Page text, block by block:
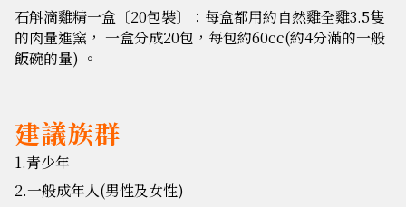
石斛滴雞精一盒〔20包裝〕：每盒都用約自然雞全雞3.5隻
的肉量進窯， 一盒分成20包，每包約60cc(約4分滿的一般
飯碗的量) 。
建議族群
1.青少年
2.一般成年人(男性及女性)